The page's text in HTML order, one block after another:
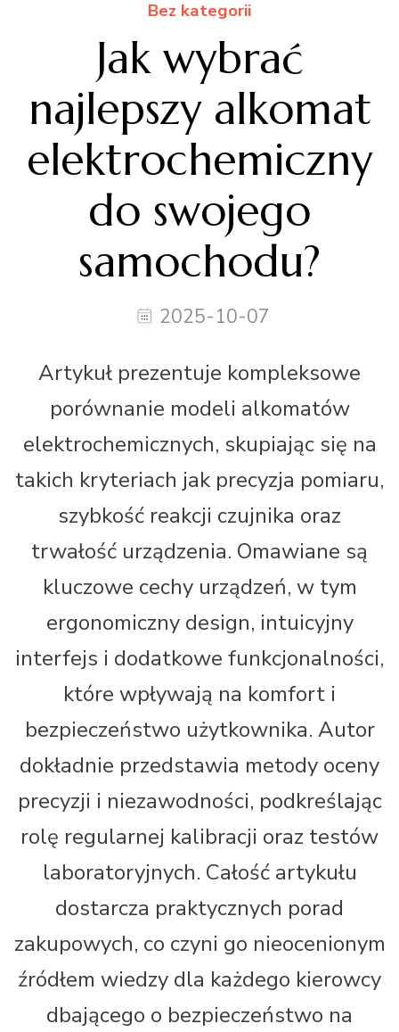
Bez kategorii
Jak wybrać
najlepszy alkomat
elektrochemiczny
do swojego
samochodu?
2025-10-07
Artykuł prezentuje kompleksowe
porównanie modeli alkomatów
elektrochemicznych, skupiając się na
takich kryteriach jak precyzja pomiaru,
szybkość reakcji czujnika oraz
trwałość urządzenia. Omawiane są
kluczowe cechy urządzeń, w tym
ergonomiczny design, intuicyjny
interfejs i dodatkowe funkcjonalności,
które wpływają na komfort i
bezpieczeństwo użytkownika. Autor
dokładnie przedstawia metody oceny
precyzji i niezawodności, podkreślając
rolę regularnej kalibracji oraz testów
laboratoryjnych. Całość artykułu
dostarcza praktycznych porad
zakupowych, co czyni go nieocenionym
źródłem wiedzy dla każdego kierowcy
dbającego o bezpieczeństwo na